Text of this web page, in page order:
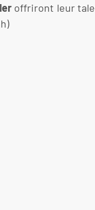
offriront leur